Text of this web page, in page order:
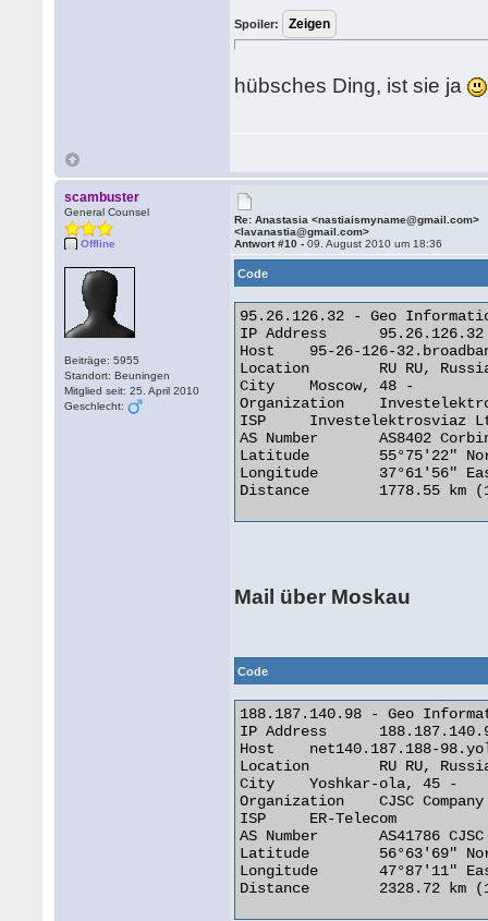
Spoiler:
hübsches Ding, ist sie ja
scambuster
General Counsel
Offline
Beiträge: 5955
Standort: Beuningen
Mitglied seit: 25. April 2010
Geschlecht:
Re: Anastasia <nastiaismyname@gmail.com>
<lavanastia@gmail.com>
Antwort #10 -09. August 2010 um 18:36
Code
95.26.126.32 - Geo
IP Address 	95.26.126.32
Host 	95-26-126-32.broadband.corbina.ru
Location 	RU RU, Russian Federation
City 	Moscow, 48 -
Organization 	Investelektrosviaz Ltd.
ISP 	Investelektrosviaz Ltd.
AS Number 	AS8402 Corbina Telecom
Latitude 	55°75'22" North
Longitude 	37°61'56" East
Distance 	1778.55 km (1105.14 miles)
Mail über Moskau
Code
188.187.140.98 - Geo
IP Address 	188.187.140.98
Host 	net140.187.188-98.yoladom.ru
Location 	RU RU, Russian Federation
City 	Yoshkar-ola, 45 -
Organization 	CJSC Company ER-Telecom Yoshkar-Ola
ISP 	ER-Telecom
AS Number 	AS41786 CJSC "Company "ER-Telecom" Yoshkar-Ola
Latitude 	56°63'69" North
Longitude 	47°87'11" East
Distance 	2328.72 km (1447.00 miles)